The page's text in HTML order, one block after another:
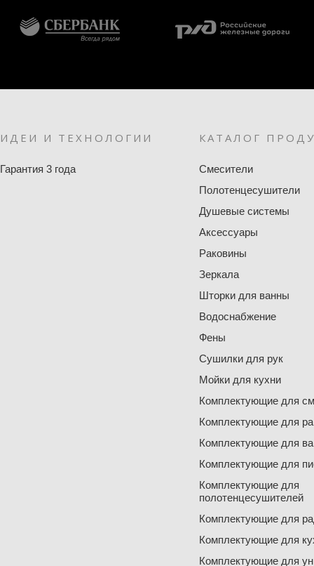
ИДЕИ И ТЕХНОЛОГИИ
Гарантия 3 года
КАТАЛОГ
Смесители
Полотенцесушители
Душевые системы
Аксессуары
Раковины
Зеркала
Шторки для ванны
Водоснабжение
Фены
Сушилки для рук
Мойки для кухни
Комплектующие для
Комплектующие для
Комплектующие для
Комплектующие для
Комплектующие для
полотенцесушителей
Комплектующие для
Комплектующие для
Комплектующие для